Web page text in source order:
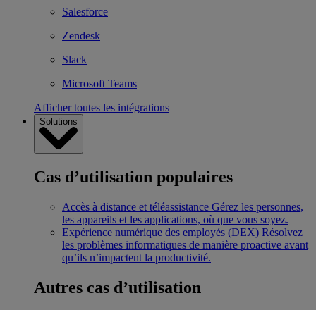
Salesforce
Zendesk
Slack
Microsoft Teams
Afficher toutes les intégrations
Solutions
Cas d’utilisation populaires
Accès à distance et téléassistance Gérez les personnes,
les appareils et les applications, où que vous soyez.
Expérience numérique des employés (DEX) Résolvez
les problèmes informatiques de manière proactive avant
qu’ils n’impactent la productivité.
Autres cas d’utilisation